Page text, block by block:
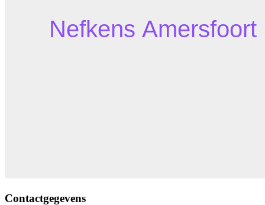
Contactgegevens